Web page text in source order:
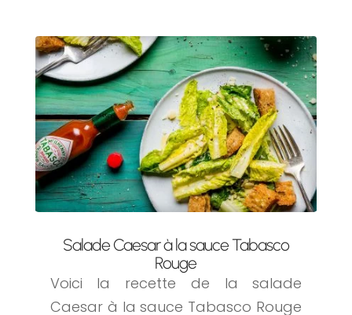
Salade Caesar à la sauce Tabasco
Rouge
Voici la recette de la salade
Caesar à la sauce Tabasco Rouge